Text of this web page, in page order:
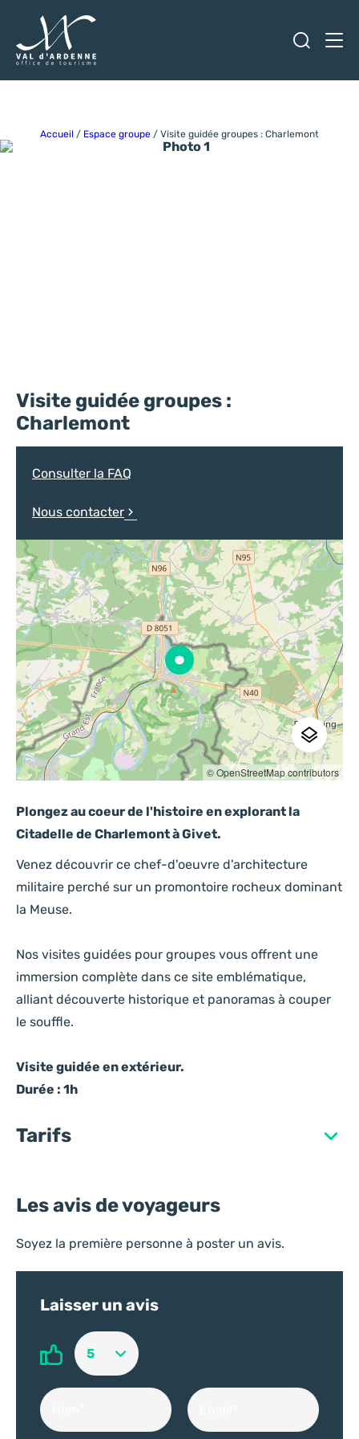
Accueil / Espace groupe / Visite guidée groupes : Charlemont
Visite guidée groupes :
Charlemont
Photo 1
Plongez au coeur de l'histoire en explorant la
Citadelle de Charlemont à Givet.
Venez découvrir ce chef-d'oeuvre d'architecture
militaire perché sur un promontoire rocheux dominant
la Meuse.
Nos visites guidées pour groupes vous offrent une
immersion complète dans ce site emblématique,
alliant découverte historique et panoramas à couper
le souffle.
Visite guidée en extérieur.
Durée : 1h
Tarifs
Consulter la FAQ
Prénom
Adresse mail*
Téléphone
Société
Quelle est votre demande ?
Début du séjour*
Nb. d'adultes
Informations complémentaires
Vos données personnelles
Les informations recueillies à partir de ce formulaire permettent
Nous contacter
© OpenStreetMap contributors
Les avis de voyageurs
Soyez la première personne à poster un avis.
Laisser un avis